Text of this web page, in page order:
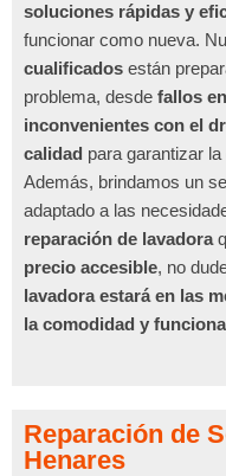
soluciones rápidas y
funcionar como nueva.
cualificados están
problema, desde fallos
inconvenientes con el
calidad para garantizar
Además, brindamos un
adaptado a las
reparación de lavadora
precio accesible, no
lavadora estará en las
la comodidad y
Reparación de
Henares